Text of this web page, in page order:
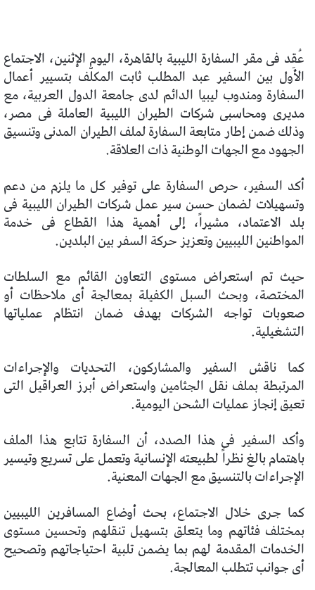
عُقِد فى مقر السفارة الليبية بالقاهرة، اليوم الإثنين، الاجتماع
الأول بين السفير عبد المطلب ثابت المكلّف بتسيير أعمال
السفارة ومندوب ليبيا الدائم لدى جامعة الدول العربية، مع
مديرى ومحاسبى شركات الطيران الليبية العاملة فى مصر،
وذلك ضمن إطار متابعة السفارة لملف الطيران المدنى وتنسيق
الجهود مع الجهات الوطنية ذات العلاقة.
أكد السفير، حرص السفارة على توفير كل ما يلزم من دعم
وتسهيلات لضمان حسن سير عمل شركات الطيران الليبية فى
بلد الاعتماد، مشيراً، إلى أهمية هذا القطاع فى خدمة
المواطنين الليبيين وتعزيز حركة السفر بين البلدين.
حيث تم استعراض مستوى التعاون القائم مع السلطات
المختصة، وبحث السبل الكفيلة بمعالجة أى ملاحظات أو
صعوبات تواجه الشركات بهدف ضمان انتظام عملياتها
التشغيلية.
كما ناقش السفير والمشاركون، التحديات والإجراءات
المرتبطة بملف نقل الجثامين واستعراض أبرز العراقيل التى
تعيق إنجاز عمليات الشحن اليومية.
وأكد السفير فى هذا الصدد، أن السفارة تتابع هذا الملف
باهتمام بالغ نظراً لطبيعته الإنسانية وتعمل على تسريع وتيسير
الإجراءات بالتنسيق مع الجهات المعنية.
كما جرى خلال الاجتماع، بحث أوضاع المسافرين الليبيين
بمختلف فئاتهم وما يتعلق بتسهيل تنقلهم وتحسين مستوى
الخدمات المقدمة لهم بما يضمن تلبية احتياجاتهم وتصحيح
أى جوانب تتطلب المعالجة.